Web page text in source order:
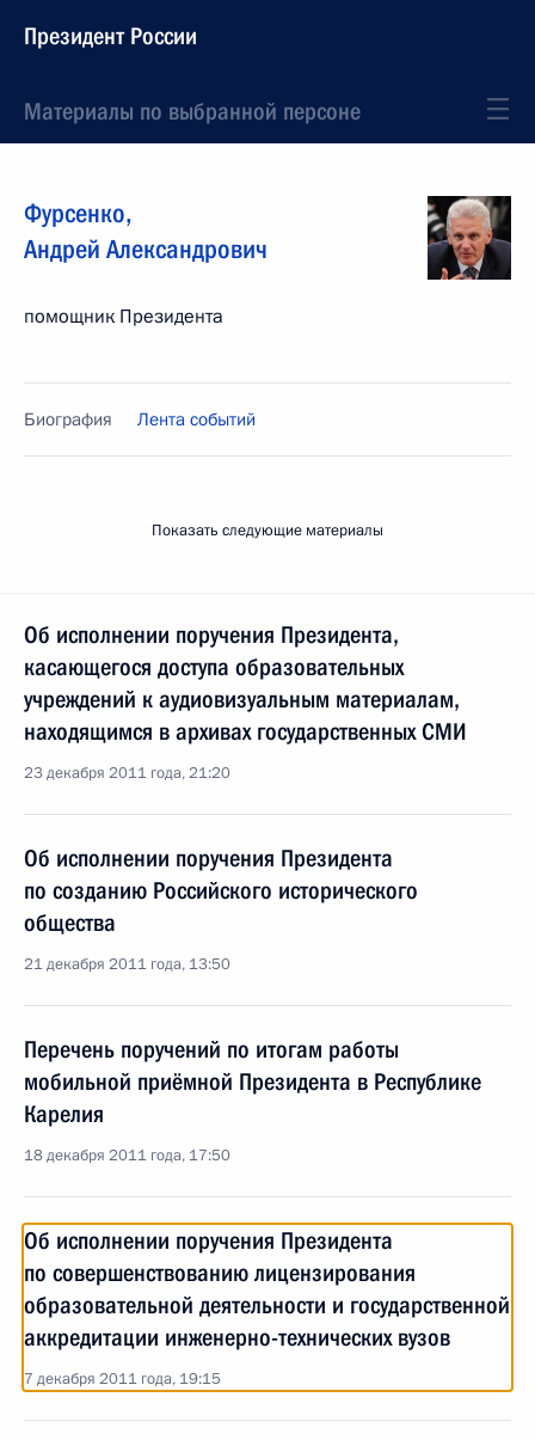
Президент России
Материалы по выбранной персоне
Фурсенко,
Андрей Александрович
помощник Президента
Биография Лента событий
Показать следующие материалы
Об исполнении поручения Президента,
касающегося доступа образовательных
учреждений к аудиовизуальным материалам,
находящимся в архивах государственных СМИ
23 декабря 2011 года, 21:20
Об исполнении поручения Президента
по созданию Российского исторического
общества
21 декабря 2011 года, 13:50
Перечень поручений по итогам работы
мобильной приёмной Президента в Республике
Карелия
18 декабря 2011 года, 17:50
Об исполнении поручения Президента
по совершенствованию лицензирования
образовательной деятельности и государственной
аккредитации инженерно-технических вузов
7 декабря 2011 года, 19:15